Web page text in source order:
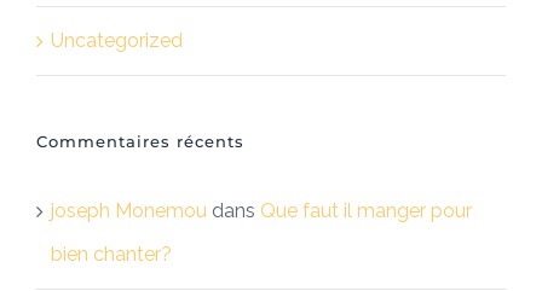
Uncategorized
Commentaires récents
joseph Monemou dans Que faut il manger pour
bien chanter?